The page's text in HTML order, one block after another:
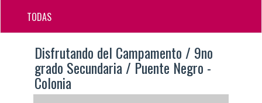
TODAS
Disfrutando del Campamento / 9no
grado Secundaria / Puente Negro -
Colonia